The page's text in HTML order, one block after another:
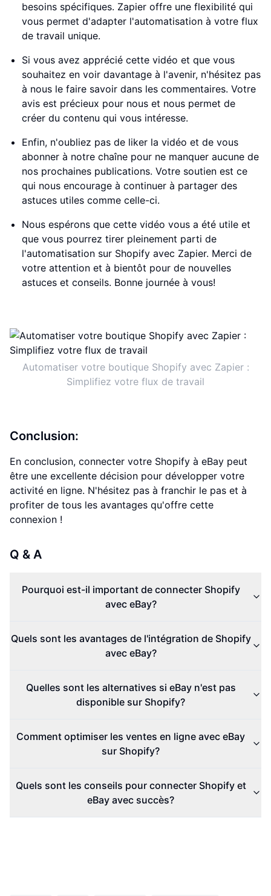
besoins spécifiques. Zapier offre une flexibilité qui
vous permet d'adapter l'automatisation à votre flux
de travail unique.
Si vous avez apprécié cette vidéo et que vous
souhaitez en voir davantage à l'avenir, n'hésitez pas
à nous le faire savoir dans les commentaires. Votre
avis est précieux pour nous et nous permet de
créer du contenu qui vous intéresse.
Enfin, n'oubliez pas de liker la vidéo et de vous
abonner à notre chaîne pour ne manquer aucune de
nos prochaines publications. Votre soutien est ce
qui nous encourage à continuer à partager des
astuces utiles comme celle-ci.
Nous espérons que cette vidéo vous a été utile et
que vous pourrez tirer pleinement parti de
l'automatisation sur Shopify avec Zapier. Merci de
votre attention et à bientôt pour de nouvelles
astuces et conseils. Bonne journée à vous!
Automatiser votre boutique Shopify avec Zapier :
Simplifiez votre flux de travail
Conclusion:
En conclusion, connecter votre Shopify à eBay peut
être une excellente décision pour développer votre
activité en ligne. N'hésitez pas à franchir le pas et à
profiter de tous les avantages qu'offre cette
connexion !
Q & A
Pourquoi est-il important de connecter Shopify
avec eBay?
Quels sont les avantages de l'intégration de Shopify
avec eBay?
Quelles sont les alternatives si eBay n'est pas
disponible sur Shopify?
Comment optimiser les ventes en ligne avec eBay
sur Shopify?
Quels sont les conseils pour connecter Shopify et
eBay avec succès?